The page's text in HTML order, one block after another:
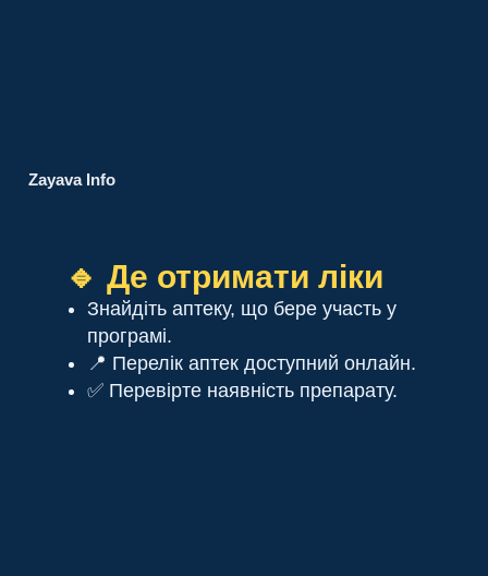
Zayava Info
🔹 Де отримати ліки
Знайдіть аптеку, що бере участь у
програмі.
📍 Перелік аптек доступний онлайн.
✅ Перевірте наявність препарату.